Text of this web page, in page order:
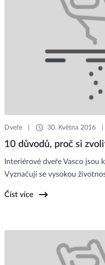
Dveře| 30. Května 2016|
10 důvodů, proč si
Interiérové dveře Vasco jsou
Vyznačují se vysokou
Číst více